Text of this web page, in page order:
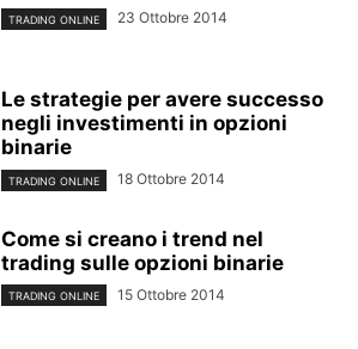
TRADING ONLINE 23 Ottobre 2014
Le strategie per avere successo
negli investimenti in opzioni
binarie
TRADING ONLINE 18 Ottobre 2014
Come si creano i trend nel
trading sulle opzioni binarie
TRADING ONLINE 15 Ottobre 2014